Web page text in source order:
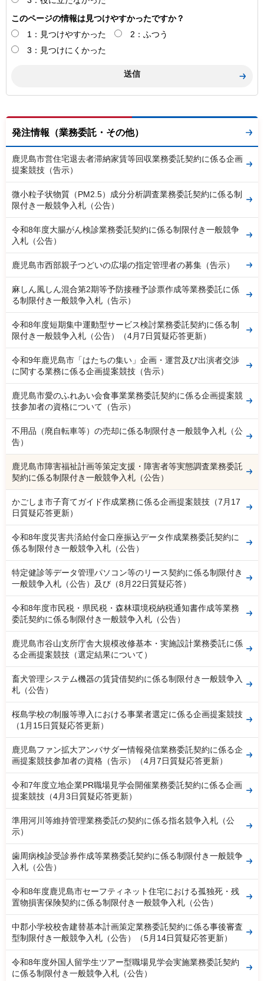
このページの情報は見つけやすかったですか？
1：見つけやすかった
2：ふつう
3：見つけにくかった
発注情報（業務委託・その他）
鹿児島市営住宅退去者滞納家賃等回収業務委託契約に係る企画
提案競技（告示）
微小粒子状物質（PM2.5）成分分析調査業務委託契約に係る制
限付き一般競争入札（公告）
令和8年度大腸がん検診業務委託契約に係る制限付き一般競争
入札（公告）
鹿児島市西部親子つどいの広場の指定管理者の募集（告示）
麻しん風しん混合第2期等予防接種予診票作成等業務委託に係
る制限付き一般競争入札（告示）
令和8年度短期集中運動型サービス検討業務委託契約に係る制
限付き一般競争入札（公告）（4月7日質疑応答更新）
令和9年鹿児島市「はたちの集い」企画・運営及び出演者交渉
に関する業務に係る企画提案競技（告示）
鹿児島市愛のふれあい会食事業業務委託契約に係る企画提案競
技参加者の資格について（告示）
不用品（廃自転車等）の売却に係る制限付き一般競争入札（公
告）
鹿児島市障害福祉計画等策定支援・障害者等実態調査業務委託
契約に係る制限付き一般競争入札（公告）
かごしま市子育てガイド作成業務に係る企画提案競技（7月17
日質疑応答更新）
令和8年度災害共済給付金口座振込データ作成業務委託契約に
係る制限付き一般競争入札（公告）
特定健診等データ管理パソコン等のリース契約に係る制限付き
一般競争入札（公告）及び（8月22日質疑応答）
令和8年度市民税・県民税・森林環境税納税通知書作成等業務
委託契約に係る制限付き一般競争入札（公告）
鹿児島市谷山支所庁舎大規模改修基本・実施設計業務委託に係
る企画提案競技（選定結果について）
畜犬管理システム機器の賃貸借契約に係る制限付き一般競争入
札（公告）
桜島学校の制服等導入における事業者選定に係る企画提案競技
（1月15日質疑応答更新）
鹿児島ファン拡大アンバサダー情報発信業務委託契約に係る企
画提案競技参加者の資格（告示）（4月7日質疑応答更新）
令和7年度立地企業PR職場見学会開催業務委託契約に係る企画
提案競技（4月3日質疑応答更新）
準用河川等維持管理業務委託の契約に係る指名競争入札（公
示）
歯周病検診受診券作成等業務委託契約に係る制限付き一般競争
入札（公告）
令和8年度鹿児島市セーフティネット住宅における孤独死・残
置物損害保険契約に係る制限付き一般競争入札（公告）
中郡小学校校舎建替基本計画策定業務委託契約に係る事後審査
型制限付き一般競争入札（公告）（5月14日質疑応答更新）
令和8年度外国人留学生ツアー型職場見学会実施業務委託契約
に係る制限付き一般競争入札（公告）